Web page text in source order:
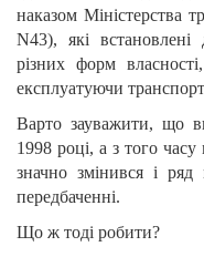
наказом Міністерства
N43), які встановлені
різних форм
експлуатуючи
Варто зауважити, що
1998 році, а з того
значно змінився і
передбаченні.
Що ж тоді робити?